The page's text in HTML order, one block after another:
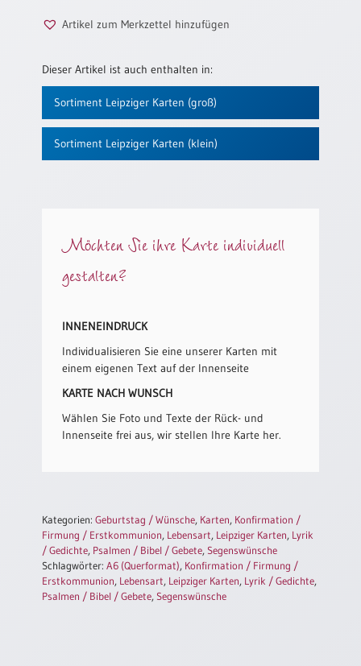
Eheschliessung
neutrale
Abendmahlszulassung
Kirchen(wieder)eintritt
Poster
Einzelposter
Einzelposter
Sortimente
Jahreslosung
Restbestände
Artikel zum Merkzettel hinzufügen
Dieser Artikel ist auch enthalten in:
Sortiment Leipziger Karten (groß)
Sortiment Leipziger Karten (klein)
Möchten Sie ihre Karte individuell
gestalten?
INNENEINDRUCK
Individualisieren Sie eine unserer Karten mit
einem eigenen Text auf der Innenseite
KARTE NACH WUNSCH
Wählen Sie Foto und Texte der Rück- und
Innenseite frei aus, wir stellen Ihre Karte her.
Kategorien:Geburtstag / Wünsche, Karten, Konfirmation /
Firmung / Erstkommunion, Lebensart, Leipziger Karten, Lyrik
/ Gedichte, Psalmen / Bibel / Gebete, Segenswünsche
Schlagwörter:A6 (Querformat), Konfirmation / Firmung /
Erstkommunion, Lebensart, Leipziger Karten, Lyrik / Gedichte,
Psalmen / Bibel / Gebete, Segenswünsche